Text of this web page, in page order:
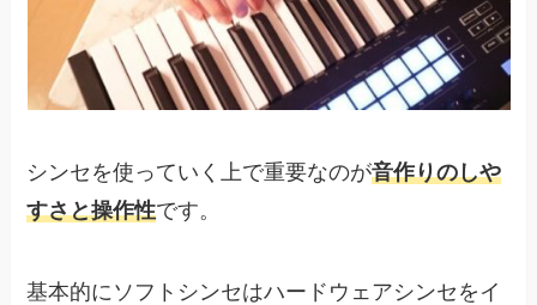
シンセを使っていく上で重要なのが音作りのしや
すさと操作性です。
基本的にソフトシンセはハードウェアシンセをイ